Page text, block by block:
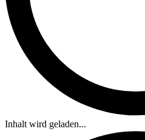
Inhalt wird geladen...